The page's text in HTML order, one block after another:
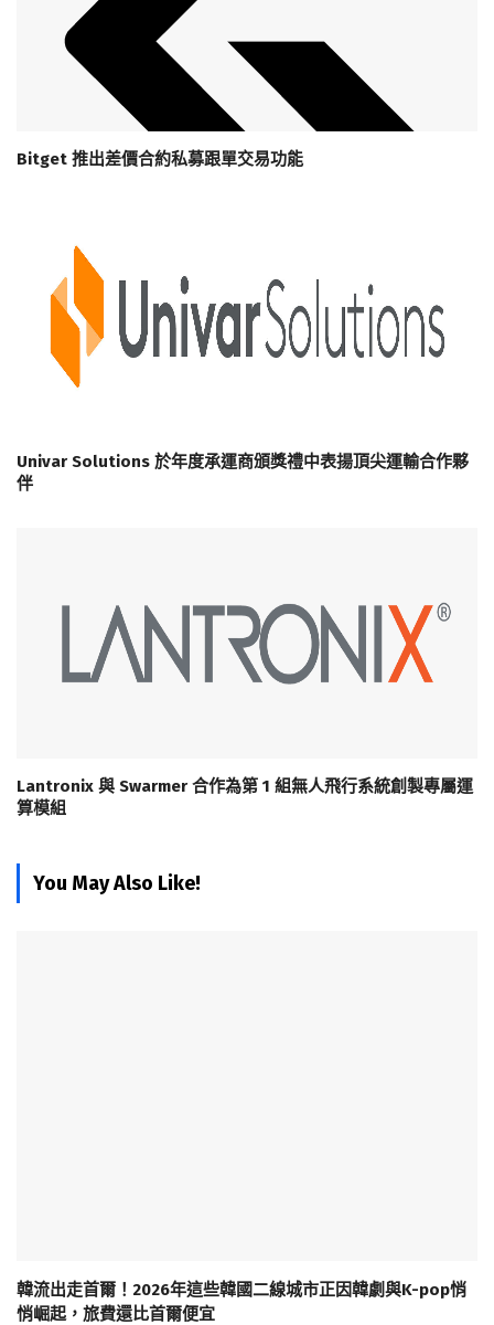
Bitget 推出差價合約私募跟單交易功能
Univar Solutions 於年度承運商頒獎禮中表揚頂尖運輸合作夥
伴
Lantronix 與 Swarmer 合作為第 1 組無人飛行系統創製專屬運
算模組
You May Also Like!
韓流出走首爾！2026年這些韓國二線城市正因韓劇與K-pop悄
悄崛起，旅費還比首爾便宜